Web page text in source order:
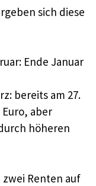
sich diese
Ende Januar
bereits am 27.
Euro, aber
höheren
Renten auf